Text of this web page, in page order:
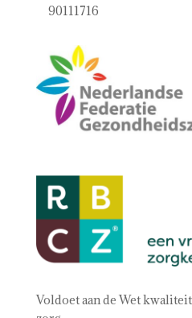
90111716
Voldoet aan de Wet